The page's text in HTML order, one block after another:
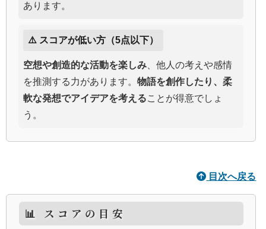
あります。
⚠️ スコアが低い方（5点以下）
空想や創造的な活動を楽しみ 、他人の考えや感情
を推測する力があります。 物語を創作したり、柔
軟な発想でアイデアを考えることが得意でしょ
う。
目次へ戻る
📊 スコアの目安